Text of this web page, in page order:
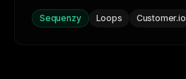
Sequenzy Loops Customer.io